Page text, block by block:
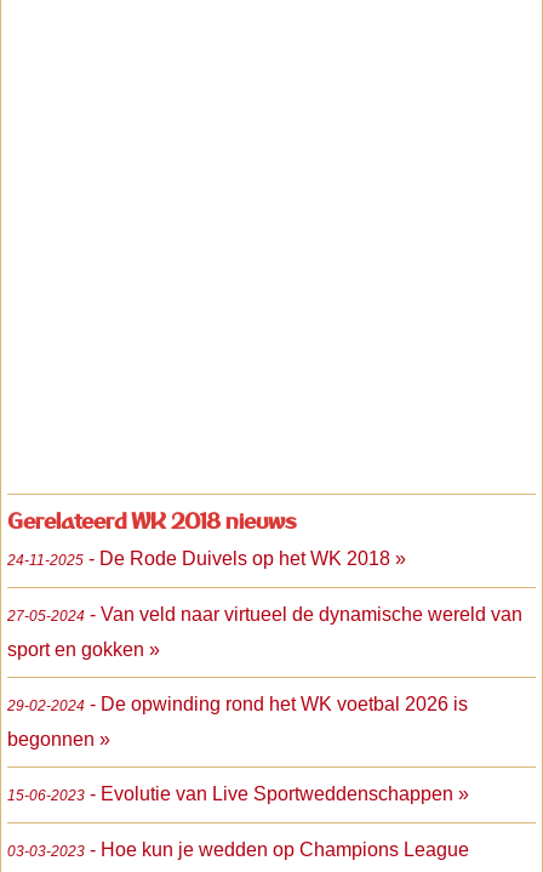
Gerelateerd WK 2018 nieuws
24-11-2025 - De Rode Duivels op het WK 2018 »
27-05-2024 - Van veld naar virtueel de dynamische wereld van
sport en gokken »
29-02-2024 - De opwinding rond het WK voetbal 2026 is
begonnen »
15-06-2023 - Evolutie van Live Sportweddenschappen »
03-03-2023 - Hoe kun je wedden op Champions League